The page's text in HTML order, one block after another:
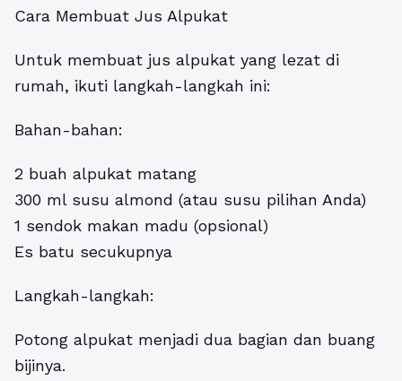
Cara Membuat Jus Alpukat
Untuk membuat jus alpukat yang lezat di
rumah, ikuti langkah-langkah ini:
Bahan-bahan:
2 buah alpukat matang
300 ml susu almond (atau susu pilihan Anda)
1 sendok makan madu (opsional)
Es batu secukupnya
Langkah-langkah:
Potong alpukat menjadi dua bagian dan buang
bijinya.